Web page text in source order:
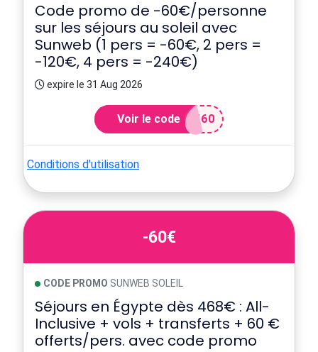
Code promo de -60€/personne
sur les séjours au soleil avec
Sunweb (1 pers = -60€, 2 pers =
-120€, 4 pers = -240€)
expire le 31 Aug 2026
Voir le code T60
Conditions d'utilisation
-60€
CODE PROMO SUNWEB SOLEIL
Séjours en Égypte dès 468€ : All-
Inclusive + vols + transferts + 60 €
offerts/pers. avec code promo